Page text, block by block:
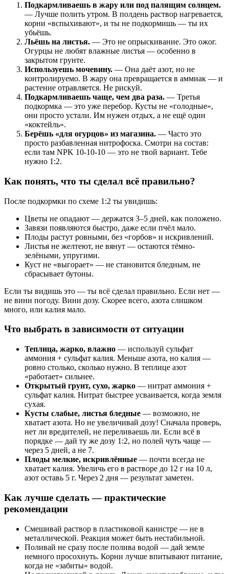
Подкармливаешь в жару или под палящим солнцем.
— Лучше полить утром. В полдень раствор нагревается,
корни «вспыхивают», и ты не подкормишь — ты их
убьёшь.
Льёшь на листья. — Это не опрыскивание. Это ожог.
Огурцы не любят влажные листья — особенно в
закрытом грунте.
Используешь мочевину. — Она даёт азот, но не
контролируемо. В жару она превращается в аммиак — и
растение отравляется. Не рискуй.
Подкармливаешь чаще, чем два раза. — Третья
подкормка — это уже перебор. Кусты не «голодные»,
они просто устали. Им нужен отдых, а не ещё один
«коктейль».
Берёшь «для огурцов» из магазина. — Часто это
просто разбавленная нитрофоска. Смотри на состав:
если там NPK 10-10-10 — это не твой вариант. Тебе
нужно 1:2.
Как понять, что ты сделал всё правильно?
После подкормки по схеме 1:2 ты увидишь:
Цветы не опадают — держатся 3–5 дней, как положено.
Завязи появляются быстро, даже если пчёл мало.
Плоды растут ровными, без «горбов» и искривлений.
Листья не желтеют, не вянут — остаются тёмно-
зелёными, упругими.
Куст не «выгорает» — не становится бледным, не
сбрасывает бутоны.
Если ты видишь это — ты всё сделал правильно. Если нет —
не вини погоду. Вини дозу. Скорее всего, азота слишком
много, или калия мало.
Что выбрать в зависимости от ситуации
Теплица, жарко, влажно — используй сульфат
аммония + сульфат калия. Меньше азота, но калия —
ровно столько, сколько нужно. В теплице азот
«работает» сильнее.
Открытый грунт, сухо, жарко — нитрат аммония +
сульфат калия. Нитрат быстрее усваивается, когда земля
сухая.
Кусты слабые, листья бледные — возможно, не
хватает азота. Но не увеличивай дозу! Сначала проверь,
нет ли вредителей, не переливаешь ли. Если всё в
порядке — дай ту же дозу 1:2, но полей чуть чаще —
через 5 дней, а не 7.
Плоды мелкие, искривлённые — почти всегда не
хватает калия. Увеличь его в растворе до 12 г на 10 л,
азот оставь 5 г. Через 2 дня — результат заметен.
Как лучше сделать — практические
рекомендации
Смешивай раствор в пластиковой канистре — не в
металлической. Реакция может быть нестабильной.
Поливай не сразу после полива водой — дай земле
немного просохнуть. Корни лучше впитывают питание,
когда не «забиты» водой.